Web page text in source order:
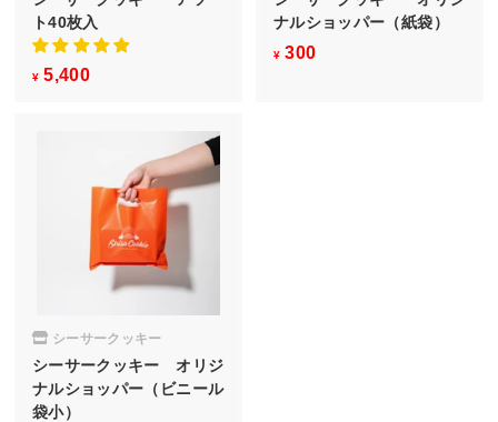
ト40枚入
¥ 5,400
0
0
ナルショッパー（紙袋）
¥ 300
シーサークッキー
シーサークッキー オリジ
ナルショッパー（ビニール
袋小）